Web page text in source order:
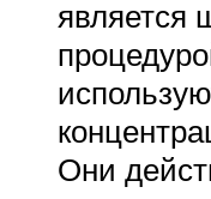
является
Они